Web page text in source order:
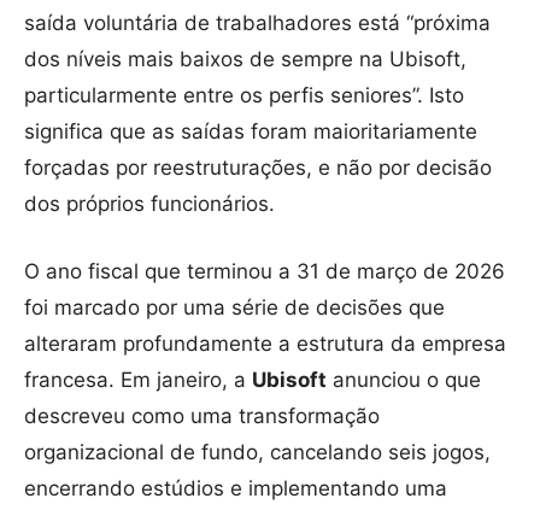
saída voluntária de trabalhadores está “próxima
dos níveis mais baixos de sempre na Ubisoft,
particularmente entre os perfis seniores”. Isto
significa que as saídas foram maioritariamente
forçadas por reestruturações, e não por decisão
dos próprios funcionários.
O ano fiscal que terminou a 31 de março de 2026
foi marcado por uma série de decisões que
alteraram profundamente a estrutura da empresa
francesa. Em janeiro, a Ubisoft anunciou o que
descreveu como uma transformação
organizacional de fundo, cancelando seis jogos,
encerrando estúdios e implementando uma